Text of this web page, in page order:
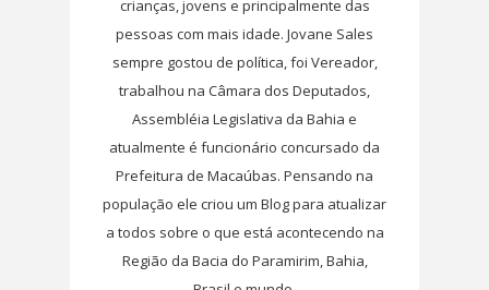
crianças, jovens e principalmente das
pessoas com mais idade. Jovane Sales
sempre gostou de política, foi Vereador,
trabalhou na Câmara dos Deputados,
Assembléia Legislativa da Bahia e
atualmente é funcionário concursado da
Prefeitura de Macaúbas. Pensando na
população ele criou um Blog para atualizar
a todos sobre o que está acontecendo na
Região da Bacia do Paramirim, Bahia,